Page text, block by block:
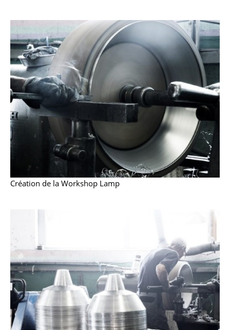
Étagères & Armoires
Bibliothèques
Étagères murales
Buffets & Commodes
Meubles TV
Caissons roulants et Meubles d’appoint
Meubles de bar
Garde-robes
Petits rangements
Pièces détachées
Luminaires
Suspensions & Plafonniers
Lampes de table
Lampes de bureau
Création de la Workshop Lamp